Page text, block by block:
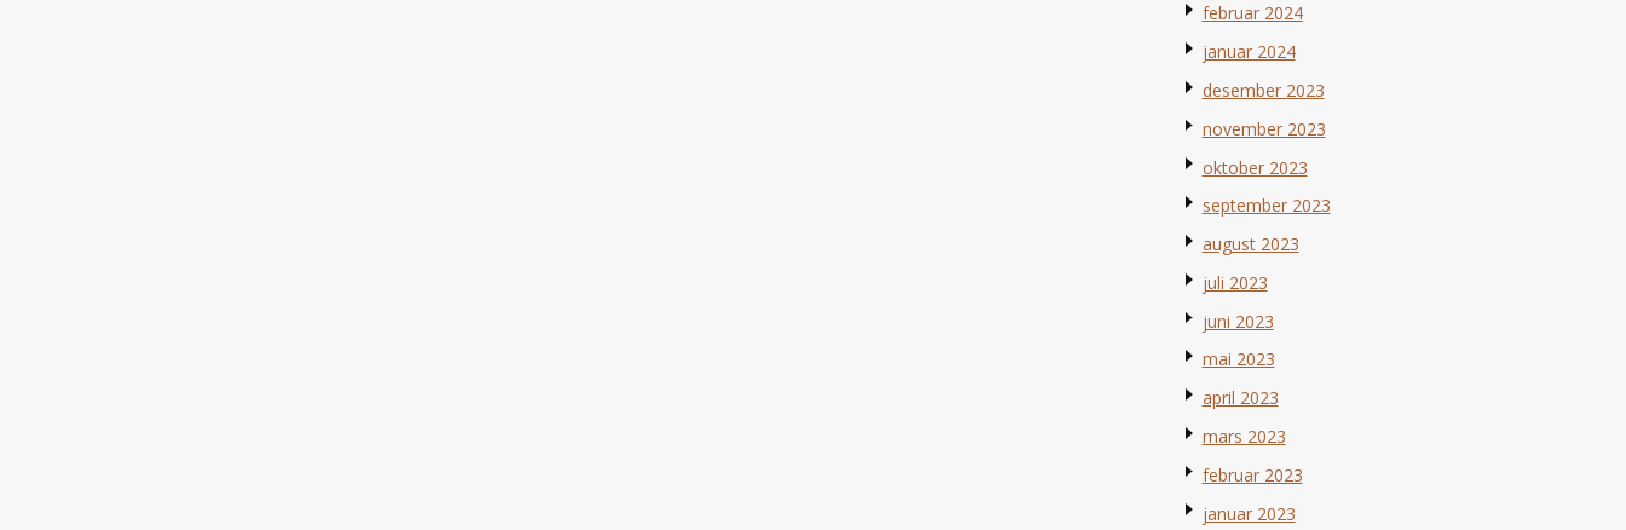
februar 2024
januar 2024
desember 2023
november 2023
oktober 2023
september 2023
august 2023
juli 2023
juni 2023
mai 2023
april 2023
mars 2023
februar 2023
januar 2023